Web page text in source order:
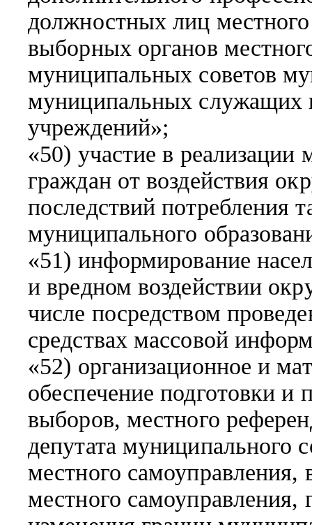
должностных лиц
выборных органов
муниципальных советов
муниципальных служащих
учреждений»;
«50) участие в реализации
граждан от воздействия
последствий потребления
муниципального
«51) информирование
и вредном воздействии
числе посредством
средствах массовой
«52) организационное и
обеспечение подготовки
выборов, местного
депутата муниципального
местного
местного самоуправления,